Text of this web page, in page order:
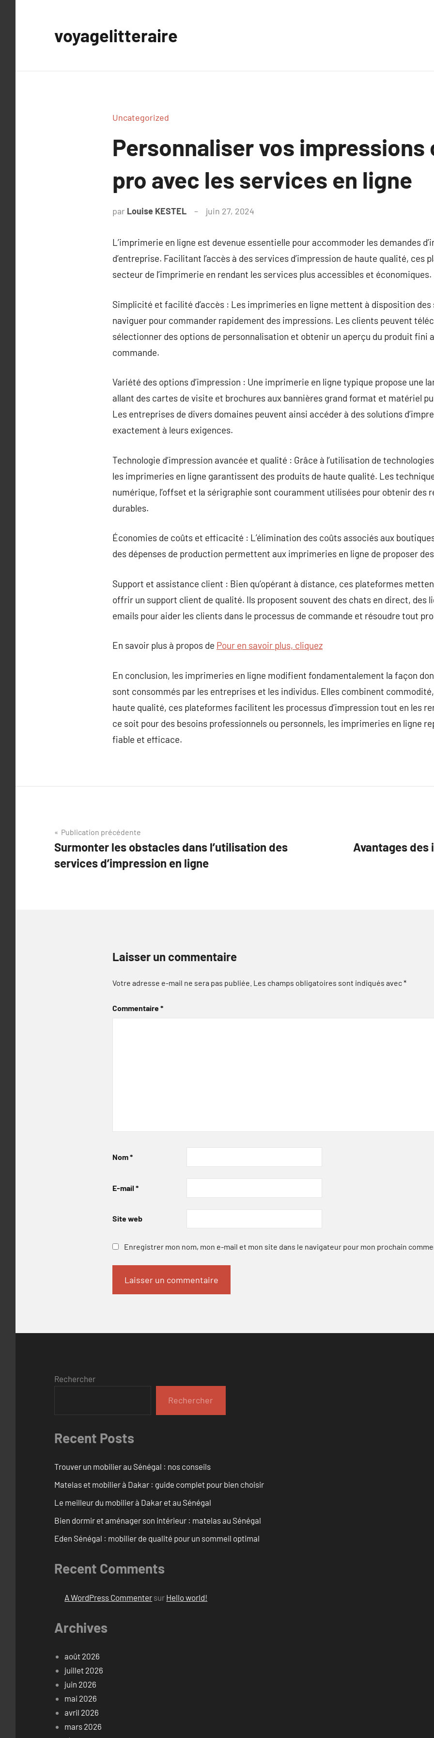
voyagelitteraire
Uncategorized
Personnaliser vos impressions
pro avec les services en ligne
par Louise KESTEL juin 27, 2024
L’imprimerie en ligne est devenue essentielle pour accommoder les demandes
d’entreprise. Facilitant l’accès à des services d’impression de haute qualité, ces
secteur de l’imprimerie en rendant les services plus accessibles et économiques.
Simplicité et facilité d’accès : Les imprimeries en ligne mettent à disposition
naviguer pour commander rapidement des impressions. Les clients peuvent
sélectionner des options de personnalisation et obtenir un aperçu du produit fini
commande.
Variété des options d’impression : Une imprimerie en ligne typique propose une
allant des cartes de visite et brochures aux bannières grand format et matériel
Les entreprises de divers domaines peuvent ainsi accéder à des solutions
exactement à leurs exigences.
Technologie d’impression avancée et qualité : Grâce à l’utilisation de
les imprimeries en ligne garantissent des produits de haute qualité. Les
numérique, l’offset et la sérigraphie sont couramment utilisées pour obtenir des
durables.
Économies de coûts et efficacité : L’élimination des coûts associés aux
des dépenses de production permettent aux imprimeries en ligne de proposer
Support et assistance client : Bien qu’opérant à distance, ces plateformes
offrir un support client de qualité. Ils proposent souvent des chats en direct, des
emails pour aider les clients dans le processus de commande et résoudre tout
En savoir plus à propos de Pour en savoir plus, cliquez
En conclusion, les imprimeries en ligne modifient fondamentalement la façon
sont consommés par les entreprises et les individus. Elles combinent
haute qualité, ces plateformes facilitent les processus d’impression tout en les
ce soit pour des besoins professionnels ou personnels, les imprimeries en ligne
fiable et efficace.
Navigation
de
l’article
Publication précédente
Surmonter les obstacles dans l’utilisation des
services d’impression en ligne
Avantages
Laisser un commentaire
Votre adresse e-mail ne sera pas publiée. Les champs obligatoires sont indiqués avec*
Commentaire*
Nom*
E-mail *
Site web
Enregistrer mon nom, mon e-mail et mon site dans le navigateur pour mon prochain
Rechercher
Rechercher
Recent Posts
Trouver un mobilier au Sénégal : nos conseils
Matelas et mobilier à Dakar : guide complet pour bien choisir
Le meilleur du mobilier à Dakar et au Sénégal
Bien dormir et aménager son intérieur : matelas au Sénégal
Eden Sénégal : mobilier de qualité pour un sommeil optimal
Recent Comments
A WordPress Commenter sur Hello world!
Archives
août 2026
juillet 2026
juin 2026
mai 2026
avril 2026
mars 2026